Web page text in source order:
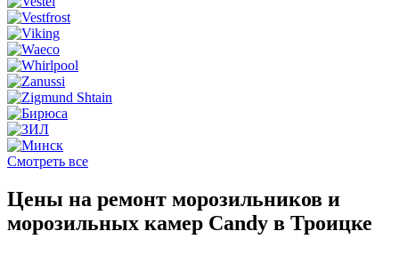
Смотреть все
Цены на ремонт морозильников и
морозильных камер Candy в Троицке